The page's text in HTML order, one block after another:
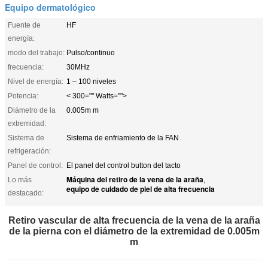
Equipo dermatológico
Fuente de
energía:
HF
modo del trabajo: Pulso/continuo
frecuencia:
30MHz
Nivel de energía: 1 – 100 niveles
Potencia:
< 300="" Watts="">
Diámetro de la
extremidad:
0.005m m
Sistema de
refrigeración:
Sistema de enfriamiento de la FAN
Panel de control: El panel del control button del tacto
Lo más
destacado:
Máquina del retiro de la vena de la araña,
equipo de cuidado de piel de alta frecuencia
Retiro vascular de alta frecuencia de la vena de la araña
de la pierna con el diámetro de la extremidad de 0.005m
m